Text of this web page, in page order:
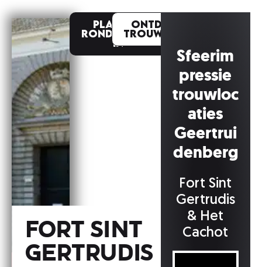
Fort Sint
Gertrudis
Plan een
rondleiding
in
Ontdek onze
trouwlocaties
Sfeerim
pressie
trouwloc
aties
Geertrui
denberg
Fort Sint
Gertrudis
& Het
Cachot